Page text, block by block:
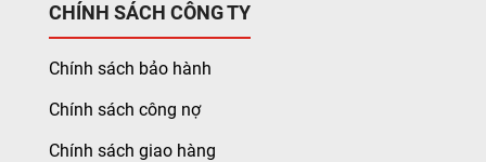
CHÍNH SÁCH CÔNG TY
Chính sách bảo hành
Chính sách công nợ
Chính sách giao hàng